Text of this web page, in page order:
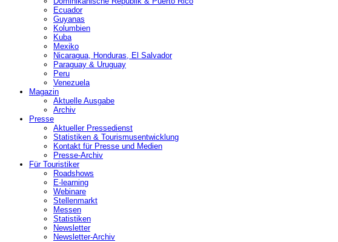
Ecuador
Guyanas
Kolumbien
Kuba
Mexiko
Nicaragua, Honduras, El Salvador
Paraguay & Uruguay
Peru
Venezuela
Magazin
Aktuelle Ausgabe
Archiv
Presse
Aktueller Pressedienst
Statistiken & Tourismusentwicklung
Kontakt für Presse und Medien
Presse-Archiv
Für Touristiker
Roadshows
E-learning
Webinare
Stellenmarkt
Messen
Statistiken
Newsletter
Newsletter-Archiv